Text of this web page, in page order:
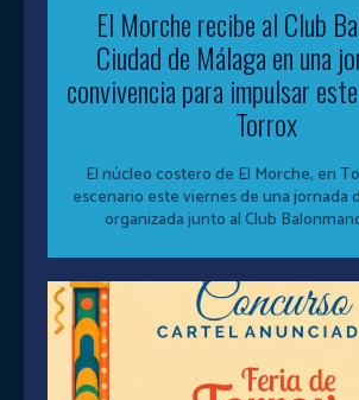
El Morche recibe al Club
Ciudad de Málaga en una
convivencia para impulsar
Torrox
El núcleo costero de El Morche, en
escenario este viernes de una jornada
organizada junto al Club